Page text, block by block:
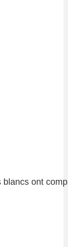
ont